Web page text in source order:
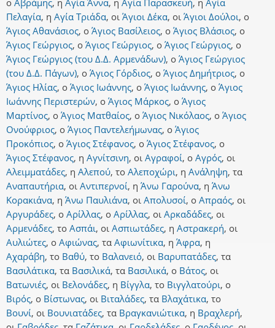
ο Αβράμης, η Αγία Άννα, η Αγία Παρασκευή, η Αγία
Πελαγία, η Αγία Τριάδα, οι Άγιοι Δέκα, οι Άγιοι Δούλοι, ο
Άγιος Αθανάσιος, ο Άγιος Βασίλειος, ο Άγιος Βλάσιος, ο
Άγιος Γεώργιος, ο Άγιος Γεώργιος, ο Άγιος Γεώργιος, ο
Άγιος Γεώργιος (του Δ.Δ. Αρμενάδων), ο Άγιος Γεώργιος
(του Δ.Δ. Πάγων), ο Άγιος Γόρδιος, ο Άγιος Δημήτριος, ο
Άγιος Ηλίας, ο Άγιος Ιωάννης, ο Άγιος Ιωάννης, ο Άγιος
Ιωάννης Περιστερών, ο Άγιος Μάρκος, ο Άγιος
Μαρτίνος, ο Άγιος Ματθαίος, ο Άγιος Νικόλαος, ο Άγιος
Ονούφριος, ο Άγιος Παντελεήμωνας, ο Άγιος
Προκόπιος, ο Άγιος Στέφανος, ο Άγιος Στέφανος, ο
Άγιος Στέφανος, η Αγνίτσινη, οι Αγραφοί, ο Αγρός, οι
Αλειμματάδες, η Αλεπού, το Αλεποχώρι, η Ανάληψη, τα
Αναπαυτήρια, οι Αντιπερνοί, η Άνω Γαρούνα, η Άνω
Κορακιάνα, η Άνω Παυλιάνα, οι Απολυσοί, ο Απραός, οι
Αργυράδες, ο Αρίλλας, ο Αρίλλας, οι Αρκαδάδες, οι
Αρμενάδες, το Ασπάι, οι Ασπιωτάδες, η Αστρακερή, οι
Αυλιώτες, ο Αφιώνας, τα Αφιωνίτικα, η Άφρα, η
Αχαράβη, το Βαθύ, το Βαλανειό, οι Βαρυπατάδες, τα
Βασιλάτικα, τα Βασιλικά, τα Βασιλικά, ο Βάτος, οι
Βατωνιές, οι Βελονάδες, η Βίγγλα, το Βιγγλατούρι, ο
Βιρός, ο Βίστωνας, οι Βιταλάδες, τα Βλαχάτικα, το
Βουνί, οι Βουνιατάδες, τα Βραγκανιώτικα, η Βραχλερή,